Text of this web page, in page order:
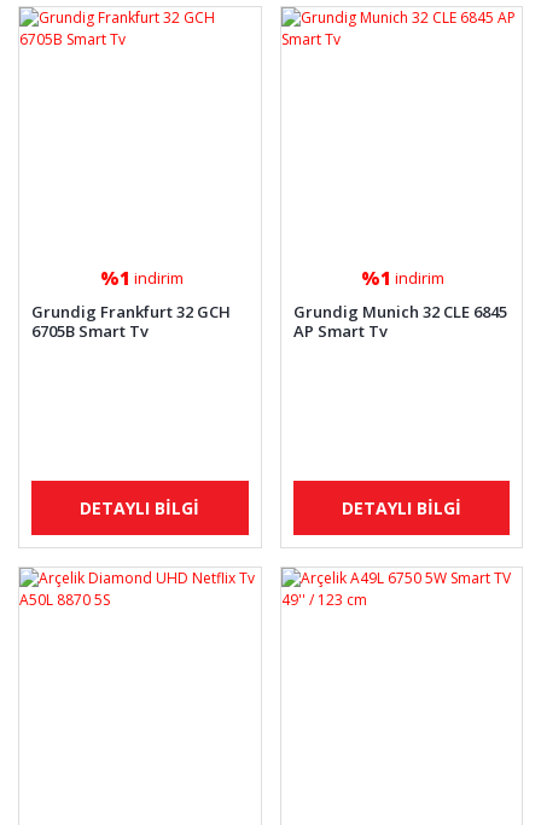
%1 indirim
Grundig Frankfurt 32 GCH
6705B Smart Tv
DETAYLI BİLGİ
%1 indirim
Grundig Munich 32 CLE 6845
AP Smart Tv
DETAYLI BİLGİ